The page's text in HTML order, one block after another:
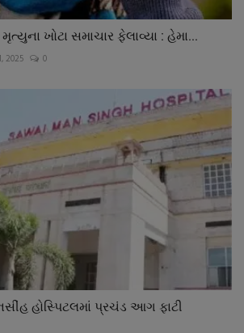
ખોટા સમાચાર ફેલાવ્યા : હેમા...
2025 0
હોસ્પિટલમાં પ્રચંડ આગ ફાટી